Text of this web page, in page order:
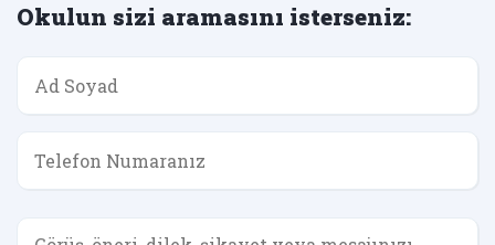
Okulun sizi aramasını isterseniz: